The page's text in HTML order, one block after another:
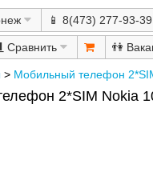
📱 8(473) 277-93-39
Сравнить 👫
> Мобильный телефон
2*SIM Nokia